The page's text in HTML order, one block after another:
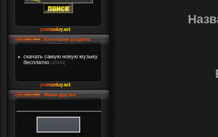
Категории раздела
скачать самую новую музыку
бесплатно [43164]
Наши друзья